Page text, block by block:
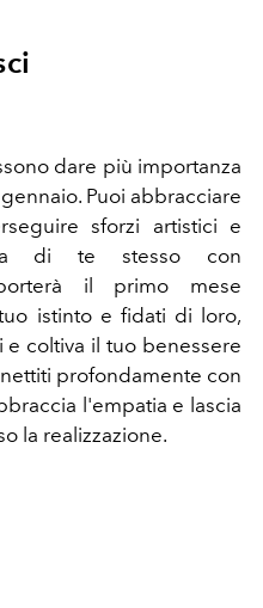
dare più importanza
Puoi abbracciare
sforzi artistici e
di te stesso con
il primo mese
istinto e fidati di loro,
coltiva il tuo benessere
profondamente con
l'empatia e lascia
la realizzazione.